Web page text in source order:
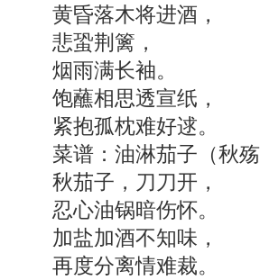
黄昏落木将进酒，
悲蛩荆篱，
烟雨满长袖。
饱蘸相思透宣纸，
紧抱孤枕难好逑。
菜谱：油淋茄子（秋殇
秋茄子，刀刀开，
忍心油锅暗伤怀。
加盐加酒不知味，
再度分离情难裁。